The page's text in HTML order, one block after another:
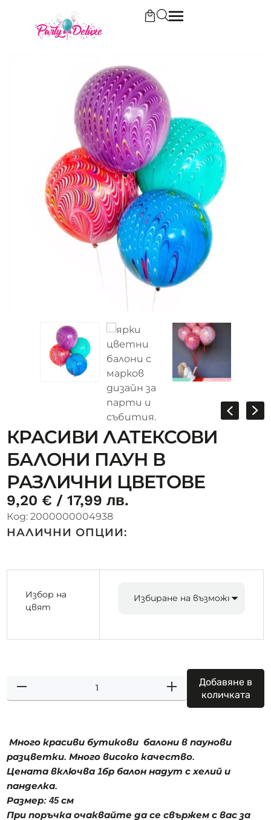
Красиви латексови балони Паун в
различни цветове
КРАСИВИ ЛАТЕКСОВИ
БАЛОНИ ПАУН В
РАЗЛИЧНИ ЦВЕТОВЕ
9,20 € / 17,99 лв.
Код: 2000000004938
НАЛИЧНИ ОПЦИИ:
Избор на
цвят
Добавяне в
количката
Много красиви бутикови балони в паунови
разцветки. Много високо качество.
Цената включва 1бр балон надут с хелий и
панделка.
Размер: 45 см
При поръчка очаквайте да се свържем с вас за